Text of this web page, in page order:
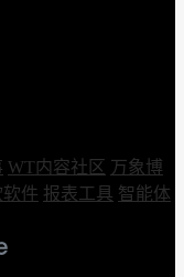
WT内容社区 万象博
件 报表工具 智能体